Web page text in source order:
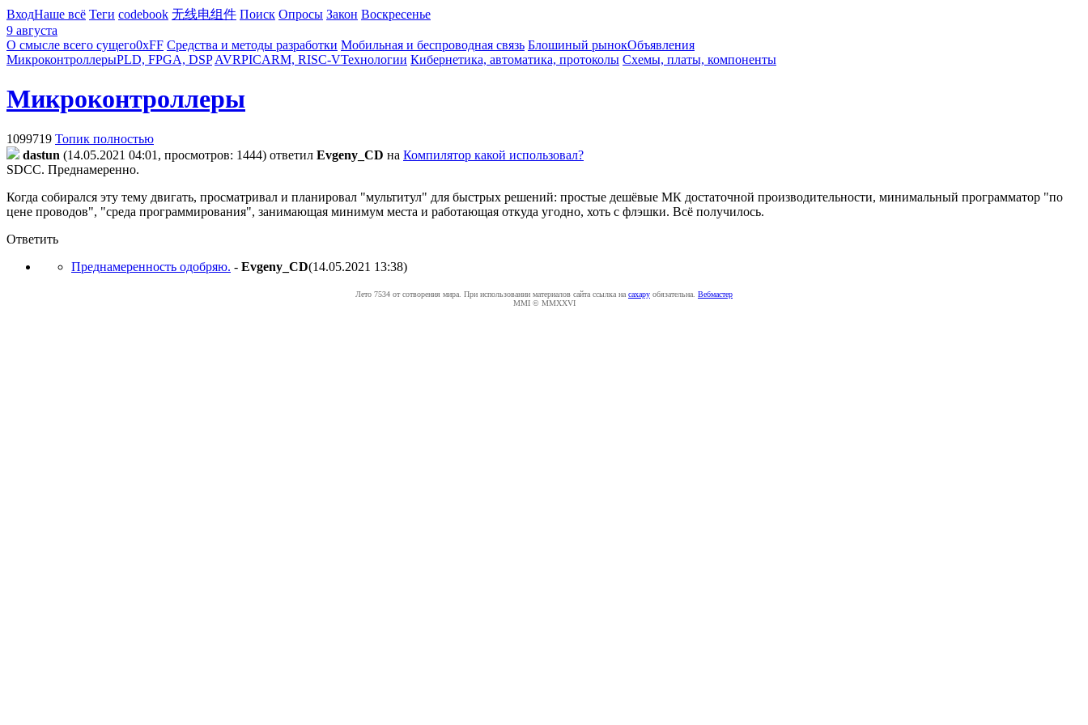
ВходНаше всё Теги codebook 无线电组件 Поиск Опросы Закон Воскресенье
9 августа
О смысле всего сущего0xFF Средства и методы разработки Мобильная и беспроводная связь Блошиный рынокОбъявления
МикроконтроллерыPLD, FPGA, DSP AVRPICARM, RISC-VТехнологии Кибернетика, автоматика, протоколы Схемы, платы, компоненты
Микроконтроллеры
1099719 Топик полностью
dastun (14.05.2021 04:01, просмотров: 1444) ответил Evgeny_CD на Компилятор какой использовал?
SDCC. Преднамеренно.
Когда собирался эту тему двигать, просматривал и планировал "мультитул" для быстрых решений: простые дешёвые МК достаточной производительности, минимальный программатор "по
цене проводов", "среда программирования", занимающая минимум места и работающая откуда угодно, хоть с флэшки. Всё получилось.
Ответить
Преднамеренность одобряю. - Evgeny_CD(14.05.2021 13:38)
Лето 7534 от сотворения мира. При использовании материалов сайта ссылка на caxapу обязательна. Вебмастер
MMI © MMXXVI